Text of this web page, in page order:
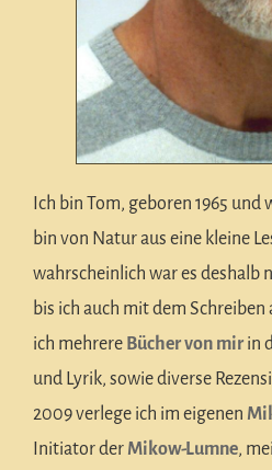
Ich bin Tom, geboren 1965 und
bin von Natur aus eine kleine
wahrscheinlich war es deshalb
bis ich auch mit dem
ich mehrereBücher von mirin
und Lyrik, sowie diverse
2009 verlege ich im eigenen
Initiator derMikow-Lumne,